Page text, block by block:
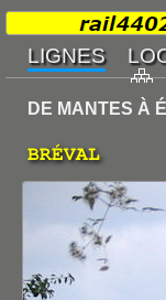
DE MANTES À
BRÉVAL